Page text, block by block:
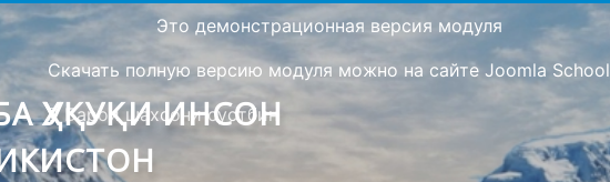
Это демонстрационная версия модуля
Скачать полную версию модуля можно на сайте Joomla School
Барои шахсони сустбин
ҲУҚУҚИ ИНСОН